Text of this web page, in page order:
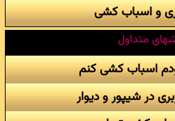
و اسباب کشی
متداول
اسباب کشی کنم
در شیپور و دیوار